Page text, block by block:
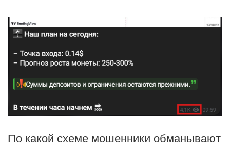
По какой схеме мошенники обманывают